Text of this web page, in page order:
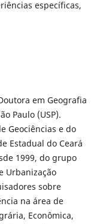
específicas,
em Geografia
Paulo (USP).
Geociências e do
Estadual do Ceará
1999, do grupo
Urbanização
sobre
na área de
Econômica,